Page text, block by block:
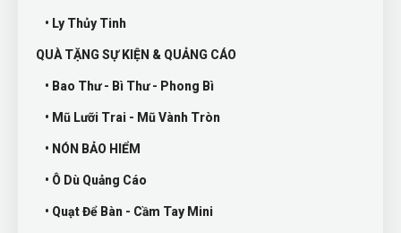
• Ly Thủy Tinh
QUÀ TẶNG SỰ KIỆN & QUẢNG CÁO
• Bao Thư - Bì Thư - Phong Bì
• Mũ Lưỡi Trai - Mũ Vành Tròn
• NÓN BẢO HIỂM
• Ô Dù Quảng Cáo
• Quạt Để Bàn - Cầm Tay Mini